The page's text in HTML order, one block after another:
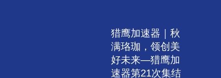
猎鹰加速器｜秋
满珞珈，领创美
好未来—猎鹰加
速器第21次集结